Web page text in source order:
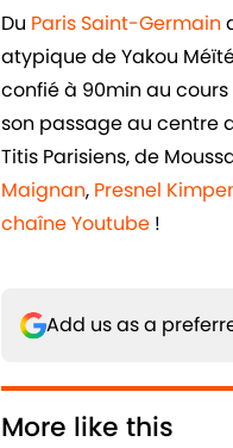
Du Paris Saint-Germain
atypique de Yakou
confié à 90min au
son passage au centre
Titis Parisiens, de
Maignan, Presnel
chaîne Youtube !
Add us as a
More like this